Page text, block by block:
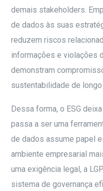
demais stakeholders.
de dados às suas
reduzem riscos
informações e violações
demonstram
sustentabilidade de
Dessa forma, o ESG
passa a ser uma
de dados assume papel
ambiente empresarial
uma exigência legal, a
sistema de governança